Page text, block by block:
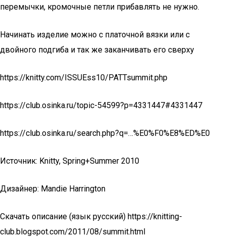
перемычки, кромочные петли прибавлять не нужно.
Начинать изделие можно с платочной вязки или с
двойного подгиба и так же заканчивать его сверху
https://knitty.com/ISSUEss10/PATTsummit.php
https://club.osinka.ru/topic-54599?p=4331447#4331447
https://club.osinka.ru/search.php?q=…%E0%F0%E8%ED%E0
Источник: Knitty, Spring+Summer 2010
Дизайнер: Mandie Harrington
Скачать описание (язык русский) https://knitting-
club.blogspot.com/2011/08/summit.html